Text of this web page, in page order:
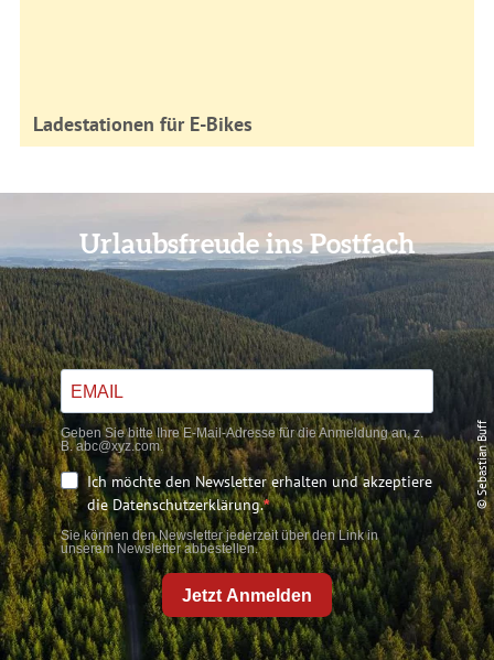
Ladestationen für E-Bikes
© Sebastian Buff
Urlaubsfreude ins Postfach
Geben Sie bitte Ihre E-Mail-Adresse für die Anmeldung an, z.
B. abc@xyz.com.
Ich möchte den Newsletter erhalten und akzeptiere
die Datenschutzerklärung.
Sie können den Newsletter jederzeit über den Link in
unserem Newsletter abbestellen.
Jetzt Anmelden